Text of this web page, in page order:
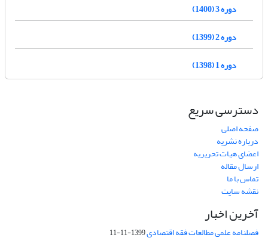
دوره 3 (1400)
دوره 2 (1399)
دوره 1 (1398)
دسترسی سریع
صفحه اصلی
درباره نشریه
اعضای هیات تحریریه
ارسال مقاله
تماس با ما
نقشه سایت
آخرین اخبار
فصلنامه علمی مطالعات فقه اقتصادی1399-11-11